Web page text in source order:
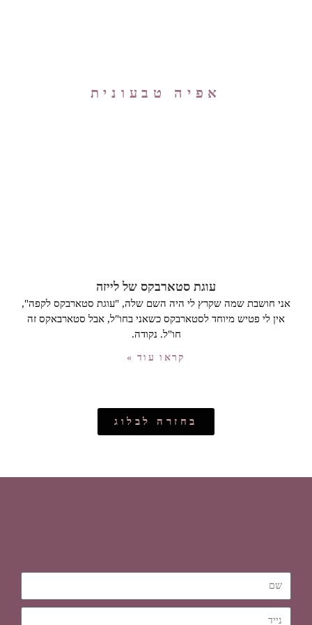
אפיה טבעונית
עוגת סטארבקס של לייזה
אני חושבת שמה שקרץ לי היה השם שלה, "עוגת סטארבקס לקפה",
אין לי פטיש מיוחד לסטארבקס כשאני בחו"ל, אבל סטארבאקס זה
חו"ל. נקודה.
קראו עוד »
בחזרה לבלוג